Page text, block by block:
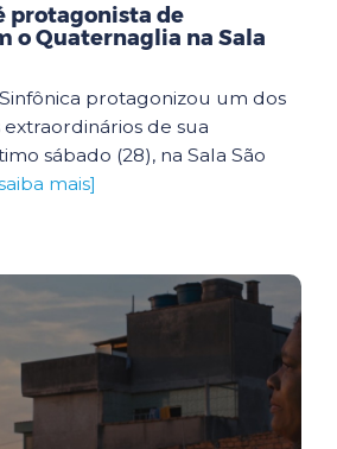
protagonista de
o Quaternaglia na Sala
protagonizou um dos
de sua
sábado (28), na Sala São
mais]